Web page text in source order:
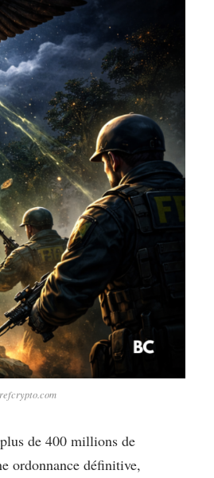
de 400 millions de
ordonnance définitive,